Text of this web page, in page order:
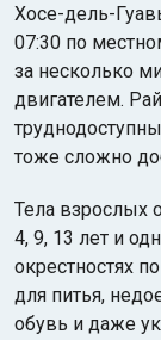
Хосе-дель-
07:30 по
за несколько
двигателем.
тоже сложно
Тела взрослых
4, 9, 13 лет и
окрестностях
для питья,
обувь и даже